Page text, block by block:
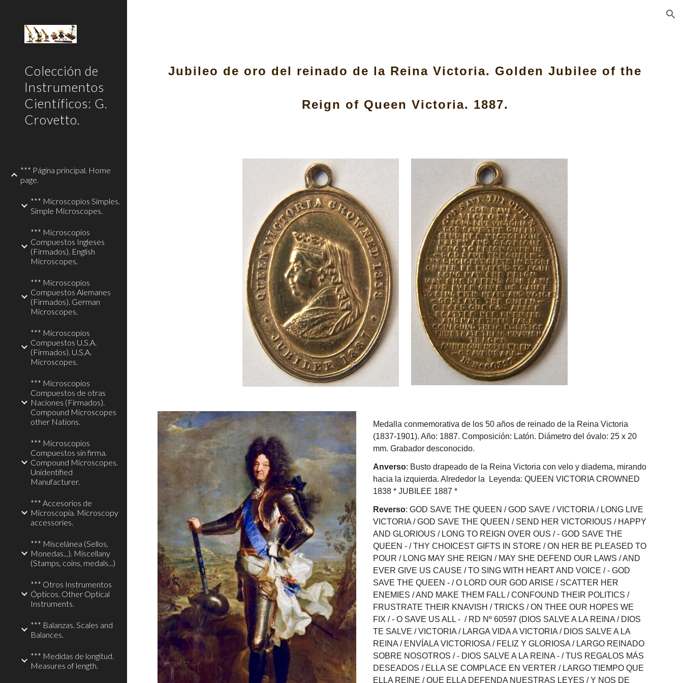
Colección de
Instrumentos
Científicos: G.
Crovetto.
*** Página principal. Home
page.
*** Microscopios Simples.
Simple Microscopes.
*** Microscopios
Compuestos Ingleses
(Firmados). English
Microscopes.
*** Microscopios
Compuestos Alemanes
(Firmados). German
Microscopes.
*** Microscopios
Compuestos U.S.A.
(Firmados). U.S.A.
Microscopes.
*** Microscopios
Compuestos de otras
Naciones (Firmados).
Compound Microscopes
other Nations.
*** Microscopios
Compuestos sin firma.
Compound Microscopes.
Unidentified
Manufacturer.
*** Accesorios de
Microscopía. Microscopy
accessories.
*** Miscelánea (Sellos,
Monedas...). Miscellany
(Stamps, coins, medals...)
*** Otros Instrumentos
Ópticos. Other Optical
Instruments.
*** Balanzas. Scales and
Balances.
*** Medidas de longitud.
Measures of length.
Jubileo de oro del reinado de la Reina Victoria. Golden Jubilee of the
Reign of Queen Victoria. 1887.
Medalla conmemorativa de los 50 años de reinado de la Reina Victoria
(1837-1901). Año: 1887. Composición: Latón. Diámetro del óvalo: 25 x 20
mm. Grabador desconocido.
Anverso: Busto drapeado de la Reina Victoria con velo ydiadema, mirando
hacia la izquierda. Alrededor la Leyenda:QUEENVICTORIA CROWNED
1838 * JUBILEE 1887 *
Reverso: GOD SAVE THE QUEEN / GOD SAVE / VICTORIA / LONG LIVE
VICTORIA / GOD SAVE THE QUEEN / SEND HER VICTORIOUS / HAPPY
ANDGLORIOUS / LONG TO REIGN OVER OUS / - GOD SAVE THE
QUEEN - / THY CHOICEST GIFTS IN STORE/ ON HER BE PLEASED TO
POUR / LONG MAY SHE REIGN / MAY SHE DEFEND OUR LAWS / AND
EVER GIVE US CAUSE / TO SING WITH HEART AND VOICE / - GOD
SAVE THE QUEEN - / O LORD OUR GOD ARISE / SCATTER HER
ENEMIES / AND MAKE THEM FALL / CONFOUND THEIR POLITICS /
FRUSTRATE THEIR KNAVISH / TRICKS / ON THEE OUR HOPES WE
FIX / - O SAVE US ALL - / RD Nº 60597 (DIOS SALVE A LA REINA / DIOS
TE SALVE / VICTORIA / LARGA VIDA A VICTORIA / DIOS SALVE A LA
REINA / ENVÍALA VICTORIOSA / FELIZ Y GLORIOSA / LARGO REINADO
SOBRE NOSOTROS / - DIOS SALVE A LA REINA - / TUS REGALOS MÁS
DESEADOS / ELLA SE COMPLACE EN VERTER / LARGO TIEMPO QUE
ELLA REINE / QUE ELLA DEFENDA NUESTRAS LEYES / Y NOS DE